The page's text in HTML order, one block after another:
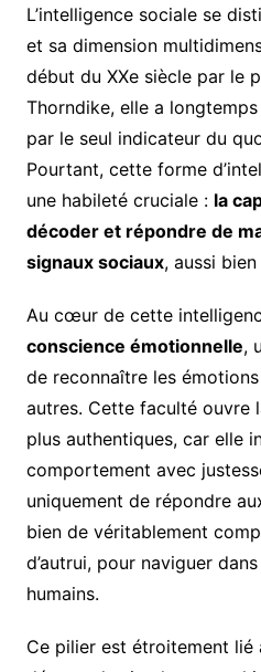
L’intelligence sociale se
et sa dimension
début du XXe siècle par le
Thorndike, elle a
par le seul indicateur du
Pourtant, cette forme
une habileté cruciale : la
décoder et répondre de
signaux sociaux, aussi
Au cœur de cette
conscience émotionnelle,
de reconnaître les
autres. Cette faculté ouvre
plus authentiques, car elle
comportement avec
uniquement de répondre
bien de véritablement
d’autrui, pour naviguer
humains.
Ce pilier est étroitement lié